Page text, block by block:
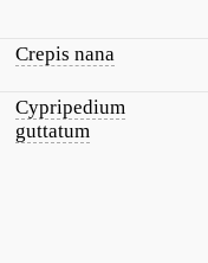
Crepis nana
Cypripedium
guttatum